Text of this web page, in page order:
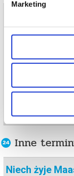
Marketing
*******
wydarzenia,
potwierdzony
22.08.2026 ,
od 43,00 pln
Inne
Niech żyje